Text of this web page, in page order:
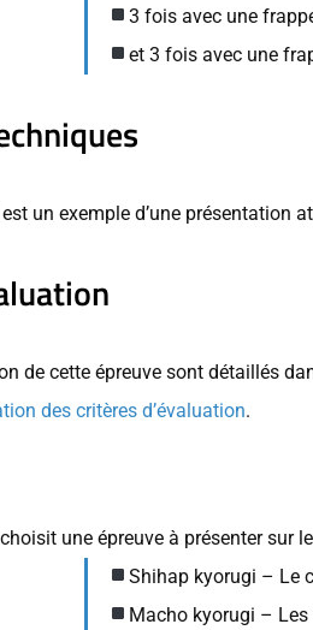
3 fois avec une
et 3 fois avec une
un exemple d’une présentation
de cette épreuve sont détaillés
des critères d’évaluation.
une épreuve à présenter sur
Shihap kyorugi – Le
Macho kyorugi –